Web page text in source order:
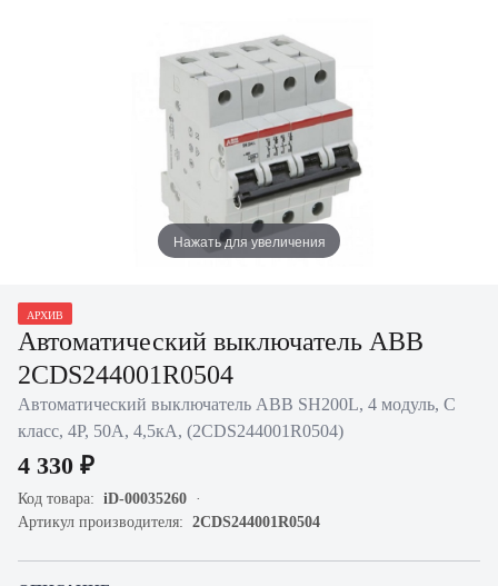
Нажать для увеличения
АРХИВ
Автоматический выключатель ABB
2CDS244001R0504
Автоматический выключатель ABB SH200L, 4 модуль, C
класс, 4P, 50А, 4,5кА, (2CDS244001R0504)
4 330 ₽
Код товара: iD-00035260
Артикул производителя: 2CDS244001R0504